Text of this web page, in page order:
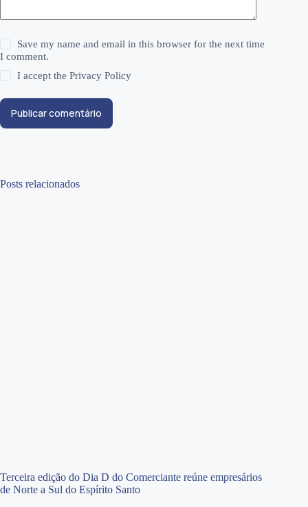
Save my name and email in this browser for the next time
I comment.
I accept thePrivacy Policy
Publicar comentário
Posts relacionados
Terceira edição do Dia D do Comerciante reúne empresários
de Norte a Sul do Espírito Santo